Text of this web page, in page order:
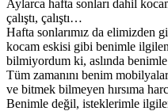
Aylarca hafta sonları dahil
çalıştı, çalıştı…
Hafta sonlarımız da elimizden
kocam eskisi gibi benimle
bilmiyordum ki, aslında benimle
Tüm zamanını benim
ve bitmek bilmeyen hırsıma
Benimle değil, isteklerimle